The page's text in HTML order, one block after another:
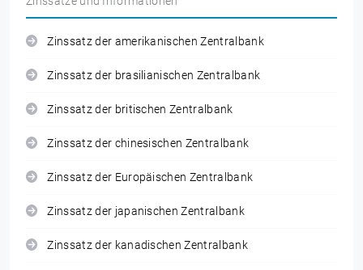
Zinssatz der amerikanischen Zentralbank
Zinssatz der brasilianischen Zentralbank
Zinssatz der britischen Zentralbank
Zinssatz der chinesischen Zentralbank
Zinssatz der Europäischen Zentralbank
Zinssatz der japanischen Zentralbank
Zinssatz der kanadischen Zentralbank